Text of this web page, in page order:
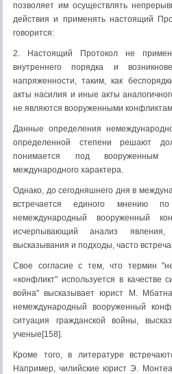
позволяет им осуществлять
действия и применять настоящий
говорится:
2. Настоящий Протокол не
внутреннего порядка и
напряженности, таким, как
акты насилия и иные акты
не являются вооруженными
Данные определения
определенной степени решают
понимается под
международного характера.
Однако, до сегодняшнего дня в
встречается единого мнению
немеждународный вооруженный
исчерпывающий анализ
высказывания и подходы, часто
Свое согласие с тем, что термин
«конфликт" используется в качестве
война" высказывает юрист М.
немеждународный вооруженный
ситуация гражданской войны,
ученые[158].
Кроме того, в литературе
Например, чилийские юрист Э.